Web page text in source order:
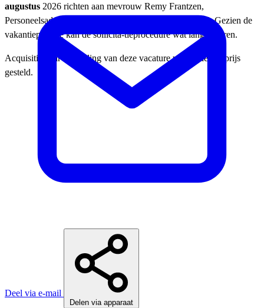
augustus 2026 richten aan mevrouw Remy Frantzen,
Personeelsadviseur via
personeelsadministratie@mtb.nl. Gezien de
vakantieperiode kan de sollicita-tieprocedure wat langer duren.
Acquisitie naar aanleiding van deze vacature wordt niet op prijs
gesteld.
Deel via e-mail
Delen via apparaat